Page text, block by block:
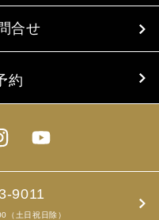
利用するにあたり、以
めご承知おき願いま
ット、お申込書に明示
目的以外に使用いたし
者の同意を得ます。
旅程の管理のために、
情報を共有する場合が
します。
合せ
約
9011
（土日祝日除）